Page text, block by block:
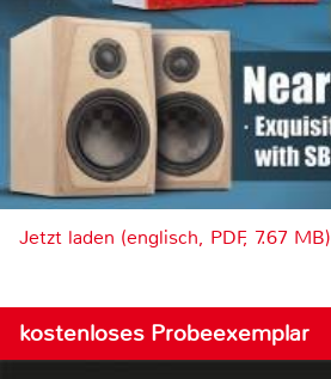
Jetzt laden (englisch, PDF, 7.67 MB)
kostenloses Probeexemplar